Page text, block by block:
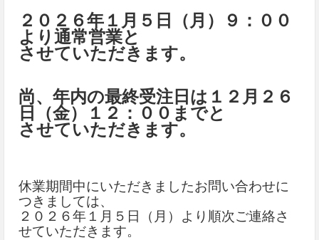
２０２６年１月５日（月）９：００
より通常営業と
させていただきます。
尚、年内の最終受注日は１２月２６
日（金）１２：００までと
させていただきます。
休業期間中にいただきましたお問い合わせに
つきましては、
２０２６年１月５日（月）より順次ご連絡さ
せていただきます。